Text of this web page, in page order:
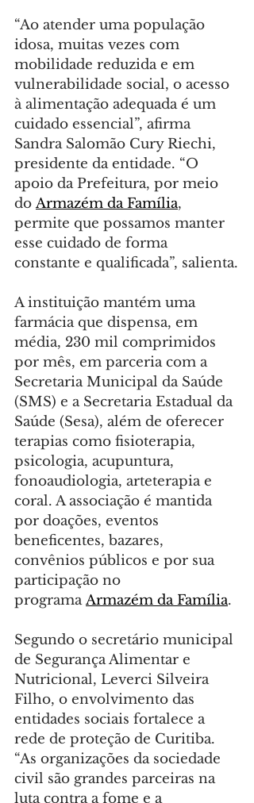
“Ao atender uma população
idosa, muitas vezes com
mobilidade reduzida e em
vulnerabilidade social, o acesso
à alimentação adequada é um
cuidado essencial”, afirma
Sandra Salomão Cury Riechi,
presidente da entidade. “O
apoio da Prefeitura, por meio
do Armazém da Família,
permite que possamos manter
esse cuidado de forma
constante e qualificada”, salienta.
A instituição mantém uma
farmácia que dispensa, em
média, 230 mil comprimidos
por mês, em parceria com a
Secretaria Municipal da Saúde
(SMS) e a Secretaria Estadual da
Saúde (Sesa), além de oferecer
terapias como fisioterapia,
psicologia, acupuntura,
fonoaudiologia, arteterapia e
coral. A associação é mantida
por doações, eventos
beneficentes, bazares,
convênios públicos e por sua
participação no
programa Armazém da Família.
Segundo o secretário municipal
de Segurança Alimentar e
Nutricional, Leverci Silveira
Filho, o envolvimento das
entidades sociais fortalece a
rede de proteção de Curitiba.
“As organizações da sociedade
civil são grandes parceiras na
luta contra a fome e a